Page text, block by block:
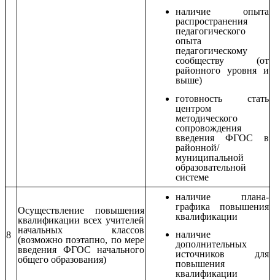
наличие опыта
распространения
педагогического
опыта
педагогическому
сообществу (от
районного уровня и
выше)
готовность стать
центром
методического
сопровождения
введения ФГОС в
районной/
муниципальной
образовательной
системе
8
Осуществление повышения
квалификации всех учителей
начальных классов
(возможно поэтапно, по мере
введения ФГОС начального
общего образования)
наличие плана-
графика повышения
квалификации
наличие
дополнительных
источников для
повышения
квалификации